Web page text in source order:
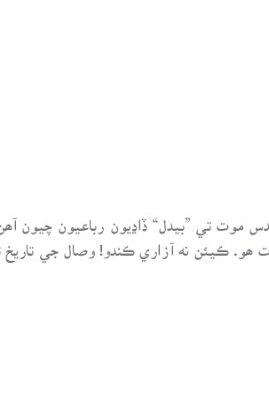
محمد جھان ڇڏيو. سندس موت تي ”بيدل“ ڏاڍيون رباعيون
ڪيئن نه آزاري ڪندو! وصال جي تاريخ